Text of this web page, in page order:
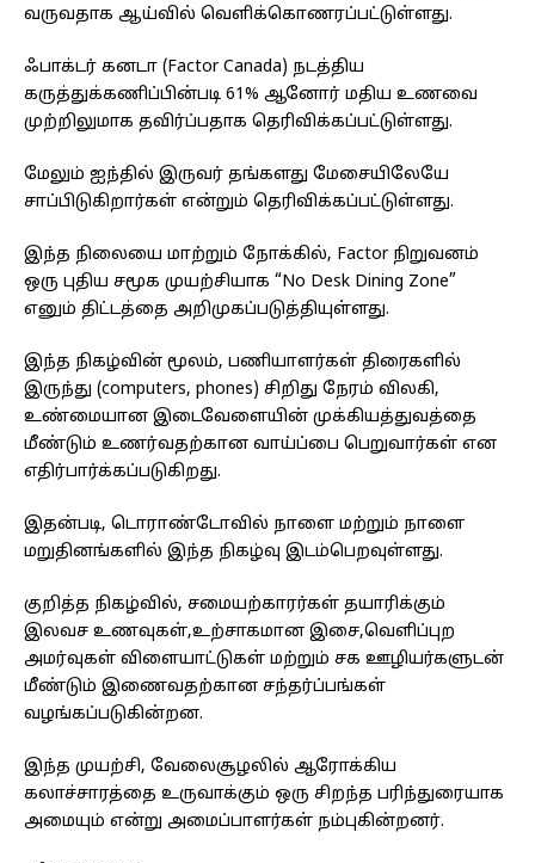
வருவதாக ஆய்வில் வெளிக்கொணரப்பட்டுள்ளது.
ஃபாக்டர் கனடா (Factor Canada) நடத்திய
கருத்துக்கணிப்பின்படி 61% ஆனோர் மதிய உணவை
முற்றிலுமாக தவிர்ப்பதாக தெரிவிக்கப்பட்டுள்ளது.
மேலும் ஐந்தில் இருவர் தங்களது மேசையிலேயே
சாப்பிடுகிறார்கள் என்றும் தெரிவிக்கப்பட்டுள்ளது.
இந்த நிலையை மாற்றும் நோக்கில், Factor நிறுவனம்
ஒரு புதிய சமூக முயற்சியாக “No Desk Dining Zone”
எனும் திட்டத்தை அறிமுகப்படுத்தியுள்ளது.
இந்த நிகழ்வின் மூலம், பணியாளர்கள் திரைகளில்
இருந்து (computers, phones) சிறிது நேரம் விலகி,
உண்மையான இடைவேளையின் முக்கியத்துவத்தை
மீண்டும் உணர்வதற்கான வாய்ப்பை பெறுவார்கள் என
எதிர்பார்க்கப்படுகிறது.
இதன்படி, டொராண்டோவில் நாளை மற்றும் நாளை
மறுதினங்களில் இந்த நிகழ்வு இடம்பெறவுள்ளது.
குறித்த நிகழ்வில், சமையற்காரர்கள் தயாரிக்கும்
இலவச உணவுகள்,உற்சாகமான இசை,வெளிப்புற
அமர்வுகள் விளையாட்டுகள் மற்றும் சக ஊழியர்களுடன்
மீண்டும் இணைவதற்கான சந்தர்ப்பங்கள்
வழங்கப்படுகின்றன.
இந்த முயற்சி, வேலைசூழலில் ஆரோக்கிய
கலாச்சாரத்தை உருவாக்கும் ஒரு சிறந்த பரிந்துரையாக
அமையும் என்று அமைப்பாளர்கள் நம்புகின்றனர்.